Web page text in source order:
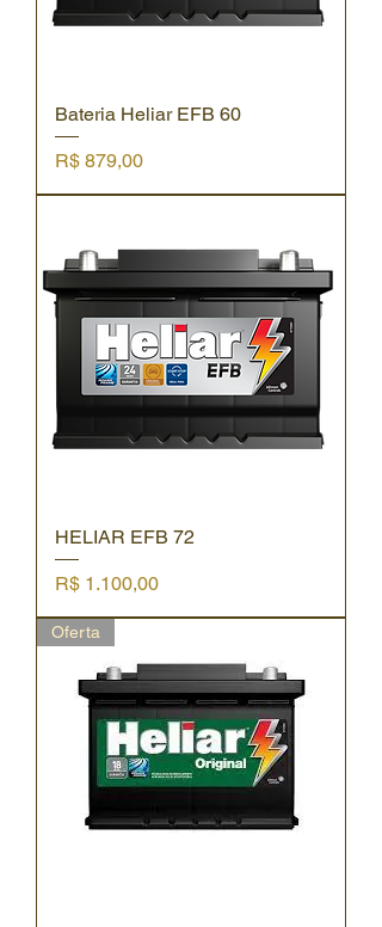
Bateria Heliar EFB 60
Preço
R$ 879,00
HELIAR EFB 72
Preço
R$ 1.100,00
Oferta